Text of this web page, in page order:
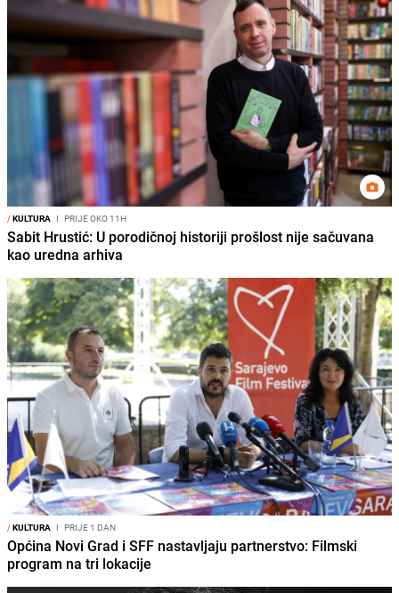
/KULTURA I PRIJE OKO 11H
Sabit Hrustić: U porodičnoj historiji prošlost nije sačuvana
kao uredna arhiva
/KULTURA I PRIJE 1 DAN
Općina Novi Grad i SFF nastavljaju partnerstvo: Filmski
program na tri lokacije